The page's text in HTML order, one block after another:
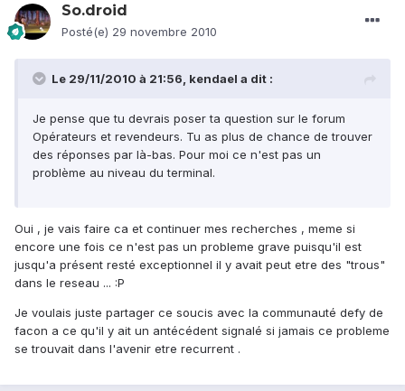
So.droid
Posté(e) 29 novembre 2010
Le 29/11/2010 à 21:56, kendael a dit :
Je pense que tu devrais poser ta question sur le forum
Opérateurs et revendeurs. Tu as plus de chance de trouver
des réponses par là-bas. Pour moi ce n'est pas un
problème au niveau du terminal.
Oui , je vais faire ca et continuer mes recherches , meme si
encore une fois ce n'est pas un probleme grave puisqu'il est
jusqu'a présent resté exceptionnel il y avait peut etre des "trous"
dans le reseau ... :P
Je voulais juste partager ce soucis avec la communauté defy de
facon a ce qu'il y ait un antécédent signalé si jamais ce probleme
se trouvait dans l'avenir etre recurrent .